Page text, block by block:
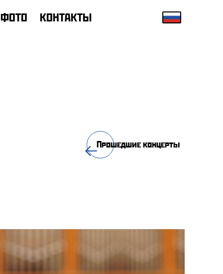
ФОТО КОНТАКТЫ
Прошедшие концерты